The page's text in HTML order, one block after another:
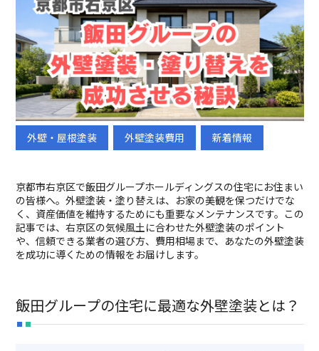
初めての方へ
選ばれる理由
メニュー
施工事例
ブログ
会社概要
新卒採用中途採用
TEL:075-882-1268
外壁・屋根塗装 外壁塗装費用 新着情報
京都市右京区で飯田グループホールディングスの住宅にお住まい
の皆様へ。外壁塗装・塗り替えは、お家の美観を保つだけでな
く、資産価値を維持するためにも重要なメンテナンスです。この
記事では、右京区の気候風土に合わせた外壁塗装のポイント
や、信頼できる業者の選び方、費用相場まで、あなたの外壁塗装
を成功に導くための情報をお届けします。
飯田グループの住宅に最適な外壁塗装とは？